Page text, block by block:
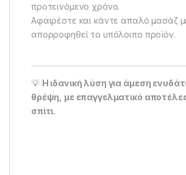
προτεινόμενο χρόνο.
Αφαιρέστε και κάντε απαλό μασάζ
απορροφηθεί το υπόλοιπο προϊόν.
💡 Η ιδανική λύση για άμεση
θρέψη, με επαγγελματικό
σπίτι.